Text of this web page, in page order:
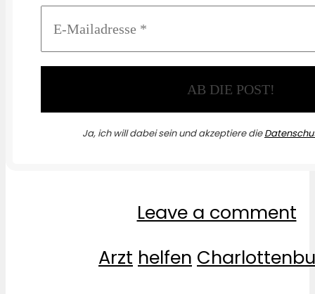
Ja, ich will dabei sein und akzeptiere die
Leave a comment
Arzt helfen